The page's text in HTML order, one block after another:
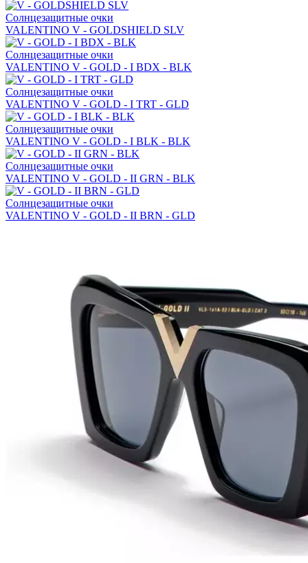
Солнцезащитные очки
VALENTINO V - GOLDSHIELD SLV
Солнцезащитные очки
VALENTINO V - GOLD - I BDX - BLK
Солнцезащитные очки
VALENTINO V - GOLD - I TRT - GLD
Солнцезащитные очки
VALENTINO V - GOLD - I BLK - BLK
Солнцезащитные очки
VALENTINO V - GOLD - II GRN - BLK
Солнцезащитные очки
VALENTINO V - GOLD - II BRN - GLD